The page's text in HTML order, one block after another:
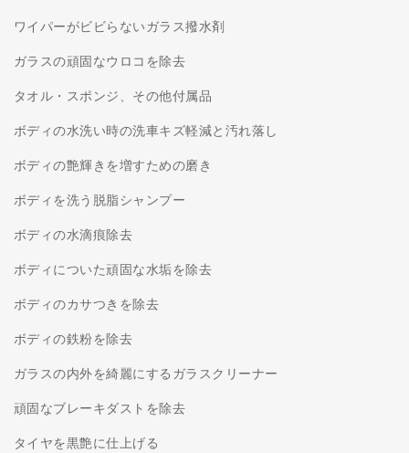
ワイパーがビビらないガラス撥水剤
ガラスの頑固なウロコを除去
タオル・スポンジ、その他付属品
ボディの水洗い時の洗車キズ軽減と汚れ落し
ボディの艶輝きを増すための磨き
ボディを洗う脱脂シャンプー
ボディの水滴痕除去
ボディについた頑固な水垢を除去
ボディのカサつきを除去
ボディの鉄粉を除去
ガラスの内外を綺麗にするガラスクリーナー
頑固なブレーキダストを除去
タイヤを黒艶に仕上げる